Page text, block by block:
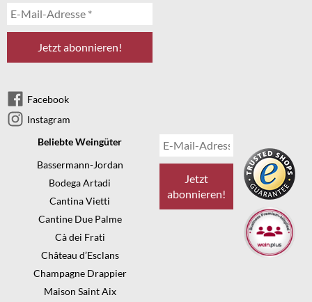
Facebook
Instagram
Beliebte Weingüter
Bassermann-Jordan
Bodega Artadi
Cantina Vietti
Cantine Due Palme
Cà dei Frati
Château d’Esclans
Champagne Drappier
Maison Saint Aix